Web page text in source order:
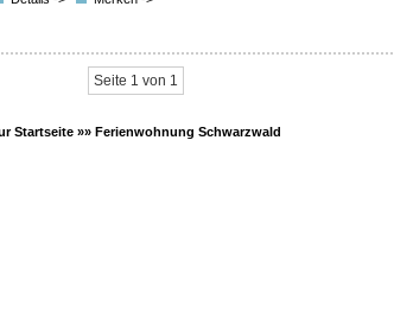
Seite 1 von 1
Startseite »» Ferienwohnung Schwarzwald